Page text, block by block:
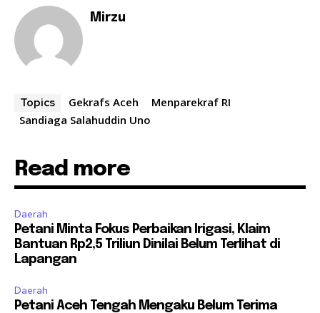
Mirzu
Topics Gekrafs Aceh
Menparekraf RI
Sandiaga Salahuddin Uno
Read more
Daerah
Petani Minta Fokus Perbaikan Irigasi, Klaim
Bantuan Rp2,5 Triliun Dinilai Belum Terlihat di
Lapangan
Daerah
Petani Aceh Tengah Mengaku Belum Terima